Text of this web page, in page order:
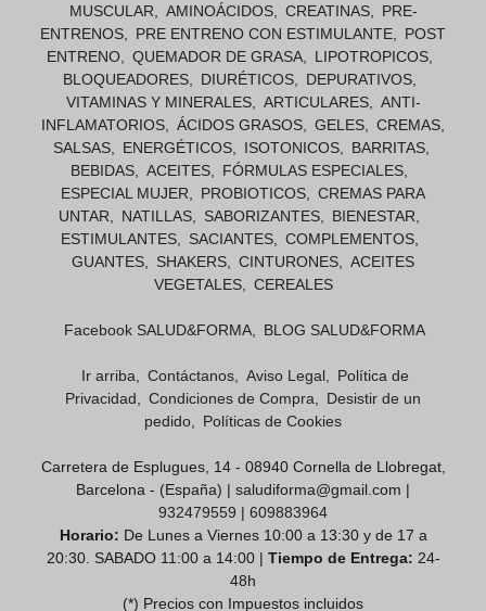
MUSCULAR
AMINOÁCIDOS CREATINAS
PRE-
ENTRENOS
PRE ENTRENO CON ESTIMULANTE
POST
ENTRENO
QUEMADOR DE GRASA
LIPOTROPICOS
BLOQUEADORES
DIURÉTICOS
DEPURATIVOS
VITAMINAS Y MINERALES
ARTICULARES
ANTI-
INFLAMATORIOS
ÁCIDOS GRASOS GELES
CREMAS
SALSAS
ENERGÉTICOS ISOTONICOS
BARRITAS
BEBIDAS
ACEITES
FÓRMULAS ESPECIALES
ESPECIAL MUJER
PROBIOTICOS
CREMAS PARA
UNTAR
NATILLAS SABORIZANTES
BIENESTAR
ESTIMULANTES
SACIANTES
COMPLEMENTOS
GUANTES
SHAKERS CINTURONES
ACEITES
VEGETALES
CEREALES
Facebook SALUD&FORMA BLOG SALUD&FORMA
Ir arriba Contáctanos Aviso Legal
Política de
Privacidad
Condiciones de Compra
Desistir de un
pedido
Políticas de Cookies
Carretera de Esplugues, 14 - 08940 Cornella de Llobregat,
Barcelona - (España) | saludiforma@gmail.com |
932479559 | 609883964
Horario: De Lunes a Viernes 10:00 a 13:30 y de 17 a
20:30. SABADO 11:00 a 14:00 | Tiempo de Entrega: 24-
48h
(*) Precios con Impuestos incluidos